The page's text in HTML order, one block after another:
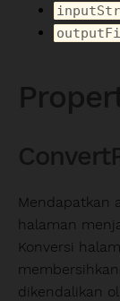
Mendapatkan
halaman
Konversi
dikendalikan